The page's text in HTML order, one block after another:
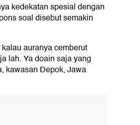
kedekatan spesial dengan
soal disebut semakin
auranya cemberut
lah. Ya doain saja yang
kawasan Depok, Jawa